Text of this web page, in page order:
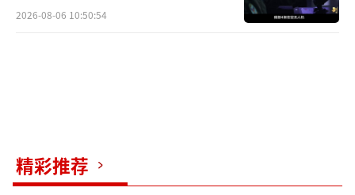
2026-08-06 10:50:54
精彩推荐